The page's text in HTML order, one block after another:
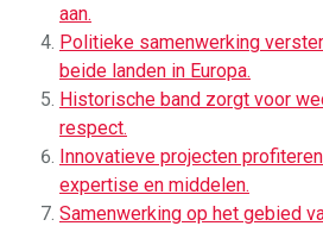
aan.
Politieke samenwerking
beide landen in Europa.
Historische band zorgt voor
respect.
Innovatieve projecten
expertise en middelen.
Samenwerking op het gebied